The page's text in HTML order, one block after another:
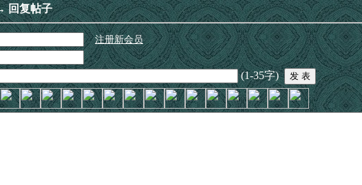
回复帖子
注册新会员
(1-35字)